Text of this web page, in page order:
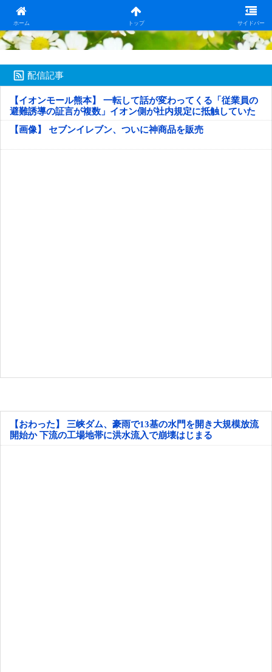
ホーム トップ サイドバー
日本第一！ニュース録
配信記事
【イオンモール熊本】 一転して話が変わってくる「従業員の
避難誘導の証言が複数」イオン側が社内規定に抵触していた
疑い
【画像】 セブンイレブン、ついに神商品を販売
【おわった】 三峡ダム、豪雨で13基の水門を開き大規模放流
開始か 下流の工場地帯に洪水流入で崩壊はじまる